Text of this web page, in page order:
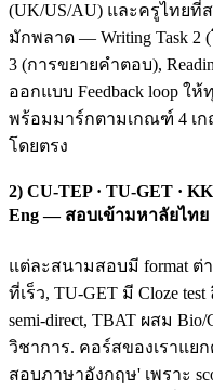
(UK/US/AU) และครูไทยที่ส
มักพลาด — Writing Task 2 (
3 (การขยายคำตอบ),
ออกแบบ Feedback loop ใ
พร้อมมาร์กตามเกณฑ์ 4 เก
โดยตรง
2) CU-TEP · TU-GET ·
Eng — สอบเข้ามหาลัยไทย
แต่ละสนามสอบมี format ต่
ที่เร็ว, TU-GET มี Cloze
semi-direct, TBAT ผสม
วิชาการ. คอร์สของเราแย
สอบภาษาอังกฤษ' เพราะ